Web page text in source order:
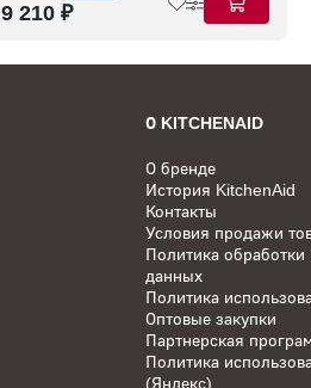
9 210 ₽
О KITCHENAID
О бренде
История KitchenAid
Контакты
Условия продажи
Политика
данных
Политика
Оптовые закупки
Партнерская
Политика
(Яндекс)